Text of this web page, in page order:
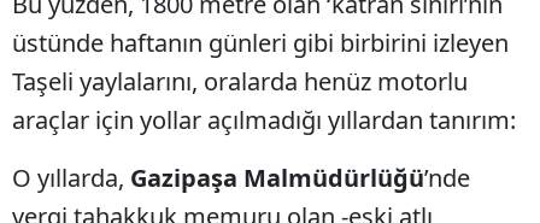
üstünde haftanın günleri gibi birbirini izleyen
Taşeli yaylalarını, oralarda henüz motorlu
araçlar için yollar açılmadığı yıllardan tanırım:
O yıllarda, Gazipaşa Malmüdürlüğü’nde
vergi tahakkuk memuru olan -eski atlı